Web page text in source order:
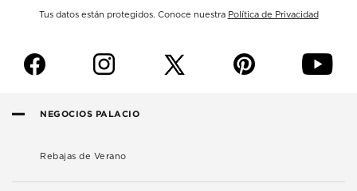
Tus datos están protegidos. Conoce nuestra Política de Privacidad
f i p y
NEGOCIOS PALACIO
Rebajas de Verano